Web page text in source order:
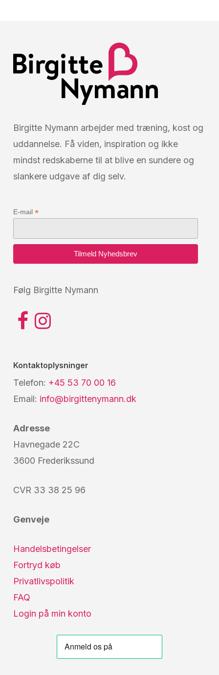
Birgitte Nymann arbejder med træning, kost og
uddannelse. Få viden, inspiration og ikke
mindst redskaberne til at blive en sundere og
slankere udgave af dig selv.
E-mail *
Følg Birgitte Nymann
Kontaktoplysninger
Telefon: +45 53 70 00 16
Email: info@birgittenymann.dk
Adresse
Havnegade 22C
3600 Frederikssund
CVR 33 38 25 96
Genveje
Handelsbetingelser
Fortryd køb
Privatlivspolitik
FAQ
Login på min konto